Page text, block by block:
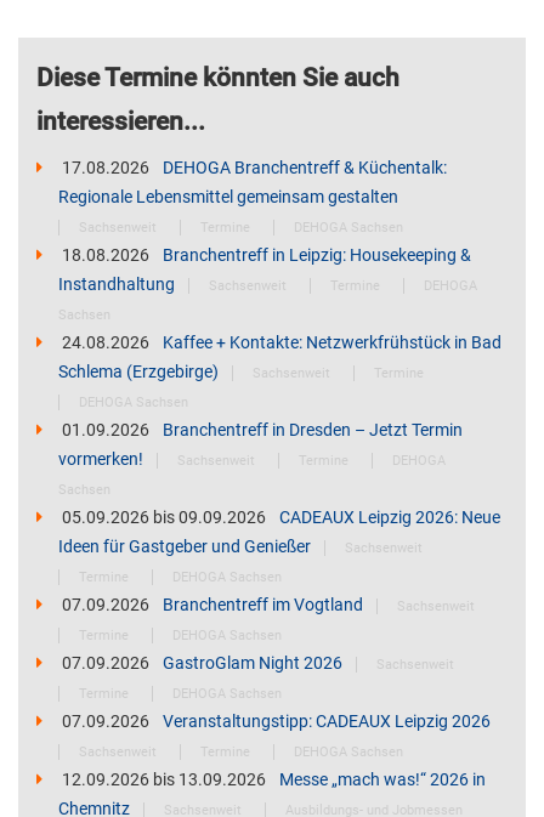
Diese Termine könnten Sie auch
interessieren...
17.08.2026
DEHOGA Branchentreff & Küchentalk:
Regionale Lebensmittel gemeinsam gestalten
Sachsenweit Termine DEHOGA Sachsen
18.08.2026
Branchentreff in Leipzig: Housekeeping &
Instandhaltung
Sachsenweit Termine
DEHOGA
Sachsen
24.08.2026
Kaffee + Kontakte: Netzwerkfrühstück in Bad
Schlema (Erzgebirge)
Sachsenweit
Termine
DEHOGA Sachsen
01.09.2026
Branchentreff in Dresden – Jetzt Termin
vormerken!
Sachsenweit Termine
DEHOGA
Sachsen
05.09.2026 bis09.09.2026
CADEAUX Leipzig 2026: Neue
Ideen für Gastgeber und Genießer
Sachsenweit
Termine
DEHOGA Sachsen
07.09.2026 Branchentreff im Vogtland
Sachsenweit
Termine
DEHOGA Sachsen
07.09.2026 GastroGlam Night 2026
Sachsenweit
Termine
DEHOGA Sachsen
07.09.2026 Veranstaltungstipp: CADEAUX Leipzig 2026
Sachsenweit Termine DEHOGA Sachsen
12.09.2026 bis 13.09.2026
Messe „mach was!“ 2026 in
Chemnitz
Sachsenweit Ausbildungs- und Jobmessen